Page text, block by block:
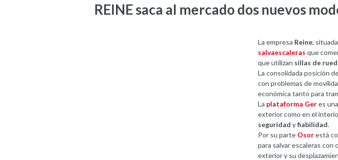
REINE saca al mercado dos nuevos
La empresa Reine,
salvaescaleras que
que utilizan sillas de
La consolidada posición
con problemas de
económica tanto para
La plataforma Geres una
exterior como en el
seguridad yfiabilidad.
Por su parte Osorestá
para salvar escaleras con
exterior y su